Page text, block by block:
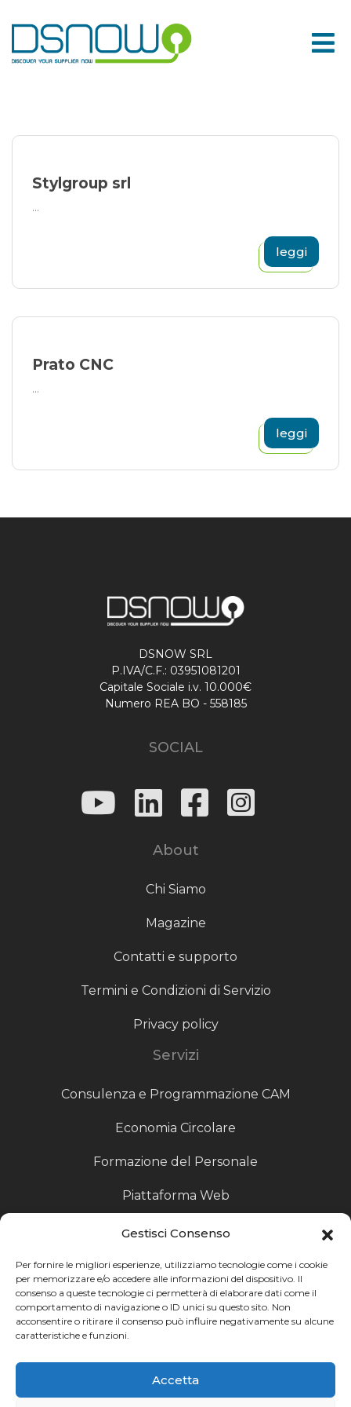
Gestisci Consenso
Per fornire le migliori esperienze, utilizziamo tecnologie come i cookie
per memorizzare e/o accedere alle informazioni del dispositivo. Il
consenso a queste tecnologie ci permetterà di elaborare dati come il
comportamento di navigazione o ID unici su questo sito. Non
acconsentire o ritirare il consenso può influire negativamente su alcune
caratteristiche e funzioni.
Accetta
to
content
Stylgroup srl
...
leggi
Prato CNC
...
leggi
DSNOW SRL
P.IVA/C.F.: 03951081201
Capitale Sociale i.v. 10.000€
Numero REA BO - 558185
SOCIAL
About
Chi Siamo
Magazine
Contatti e supporto
Termini e Condizioni di Servizio
Privacy policy
Servizi
Consulenza e Programmazione CAM
Economia Circolare
Formazione del Personale
Piattaforma Web
Scouting fornitori
Produzione Particolari
Raccoglitori di Fine Linea
Ricerca
Ricerca avanzata
Catalogo fornitori